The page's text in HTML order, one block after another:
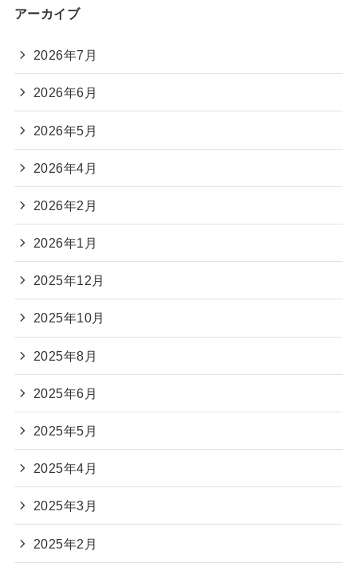
アーカイブ
2026年7月
2026年6月
2026年5月
2026年4月
2026年2月
2026年1月
2025年12月
2025年10月
2025年8月
2025年6月
2025年5月
2025年4月
2025年3月
2025年2月